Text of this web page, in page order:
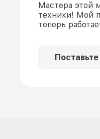
Мастера этой
техники! Мой
теперь